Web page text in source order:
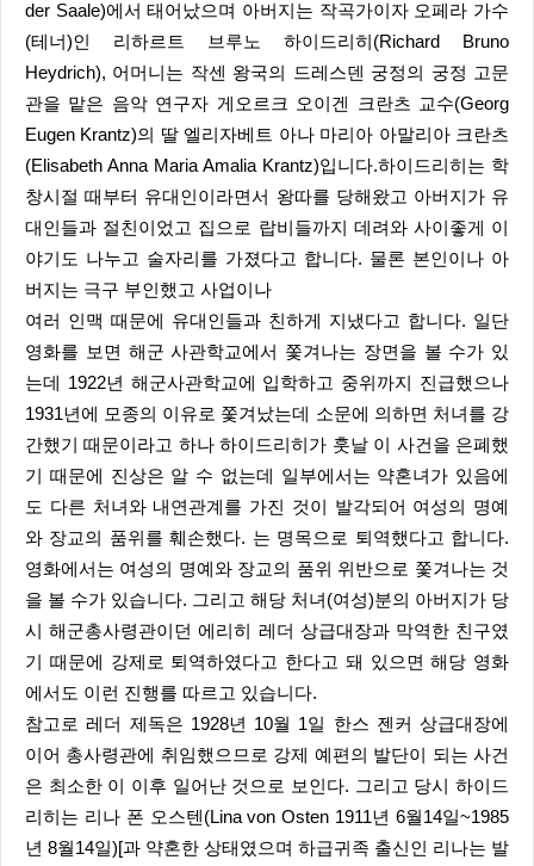
der Saale)에서 태어났으며 아버지는 작곡가이자 오페라 가수
(테너)인 리하르트 브루노 하이드리히(Richard Bruno
Heydrich), 어머니는 작센 왕국의 드레스덴 궁정의 궁정 고문
관을 맡은 음악 연구자 게오르크 오이겐 크란츠 교수(Georg
Eugen Krantz)의 딸 엘리자베트 아나 마리아 아말리아 크란츠
(Elisabeth Anna Maria Amalia Krantz)입니다.하이드리히는 학
창시절 때부터 유대인이라면서 왕따를 당해왔고 아버지가 유
대인들과 절친이었고 집으로 랍비들까지 데려와 사이좋게 이
야기도 나누고 술자리를 가졌다고 합니다. 물론 본인이나 아
버지는 극구 부인했고 사업이나
여러 인맥 때문에 유대인들과 친하게 지냈다고 합니다. 일단
영화를 보면 해군 사관학교에서 쫓겨나는 장면을 볼 수가 있
는데 1922년 해군사관학교에 입학하고 중위까지 진급했으나
1931년에 모종의 이유로 쫓겨났는데 소문에 의하면 처녀를 강
간했기 때문이라고 하나 하이드리히가 훗날 이 사건을 은폐했
기 때문에 진상은 알 수 없는데 일부에서는 약혼녀가 있음에
도 다른 처녀와 내연관계를 가진 것이 발각되어 여성의 명예
와 장교의 품위를 훼손했다. 는 명목으로 퇴역했다고 합니다.
영화에서는 여성의 명예와 장교의 품위 위반으로 쫓겨나는 것
을 볼 수가 있습니다. 그리고 해당 처녀(여성)분의 아버지가 당
시 해군총사령관이던 에리히 레더 상급대장과 막역한 친구였
기 때문에 강제로 퇴역하였다고 한다고 돼 있으면 해당 영화
에서도 이런 진행를 따르고 있습니다.
참고로 레더 제독은 1928년 10월 1일 한스 젠커 상급대장에
이어 총사령관에 취임했으므로 강제 예편의 발단이 되는 사건
은 최소한 이 이후 일어난 것으로 보인다. 그리고 당시 하이드
리히는 리나 폰 오스텐(Lina von Osten 1911년 6월14일~1985
년 8월14일)[과 약혼한 상태였으며 하급귀족 출신인 리나는 발